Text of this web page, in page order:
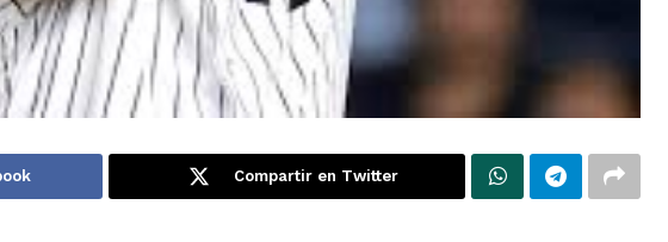
Compartir en Twitter